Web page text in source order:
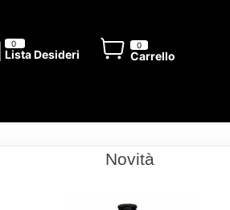
0
Lista Desideri
0
Carrello
Novità